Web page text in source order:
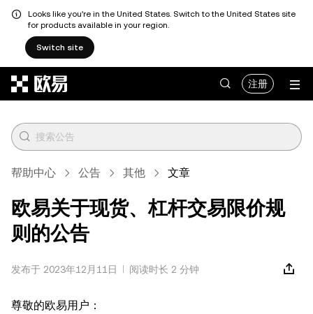
Looks like you're in the United States. Switch to the United States site
for products available in your region.
Switch site
注册
帮助中心 公告 其他 文章
欧易关于现货、杠杆交易限价规
则的公告
发布于 2023年12月11日 阅读时长 2 分钟
尊敬的欧易用户：